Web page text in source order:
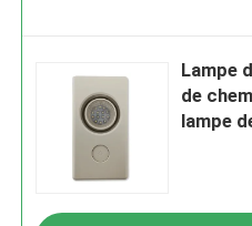
Lampe
de
lampe